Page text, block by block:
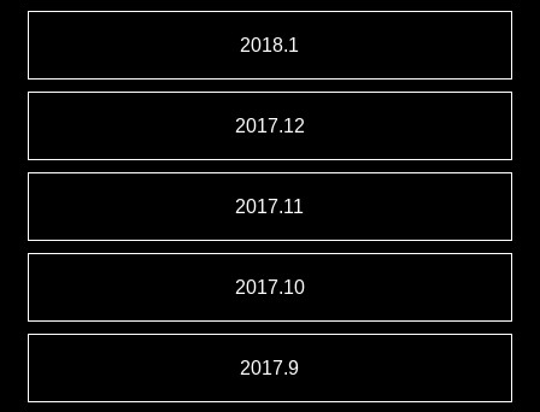
2018.1
2017.12
2017.11
2017.10
2017.9